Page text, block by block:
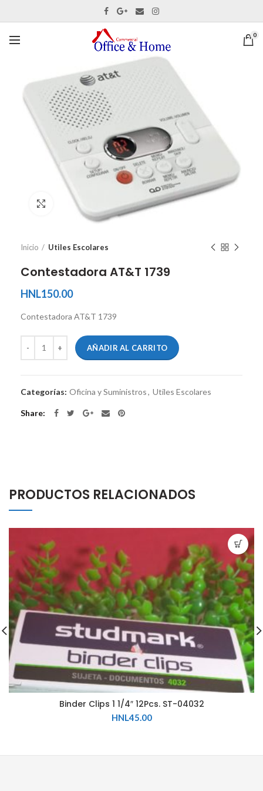
0
Ver tamaño completo
Inicio Utiles Escolares
Contestadora AT&T 1739
HNL150.00
Contestadora AT&T 1739
AÑADIR AL CARRITO
Categorías: Oficina y Suministros, Utiles Escolares
Share
PRODUCTOS RELACIONADOS
Binder Clips 1 1/4″ 12Pcs. ST-04032
HNL45.00